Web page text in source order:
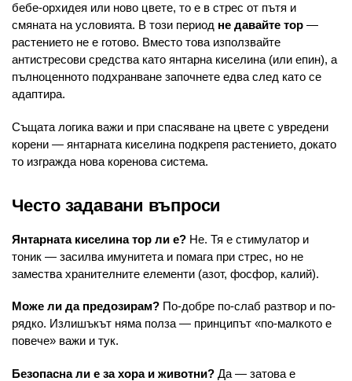
бебе-орхидея или ново цвете, то е в стрес от пътя и
смяната на условията. В този период не давайте тор —
растението не е готово. Вместо това използвайте
антистресови средства като янтарна киселина (или епин), а
пълноценното подхранване започнете едва след като се
адаптира.
Същата логика важи и при спасяване на цвете с увредени
корени — янтарната киселина подкрепя растението, докато
то изгражда нова коренова система.
Често задавани въпроси
Янтарната киселина тор ли е? Не. Тя е стимулатор и
тоник — засилва имунитета и помага при стрес, но не
замества хранителните елементи (азот, фосфор, калий).
Може ли да предозирам? По-добре по-слаб разтвор и по-
рядко. Излишъкът няма полза — принципът «по-малкото е
повече» важи и тук.
Безопасна ли е за хора и животни? Да — затова е